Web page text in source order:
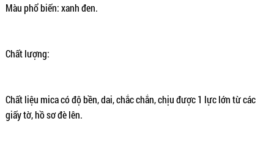
Màu phổ biến: xanh đen.
Chất lượng:
Chất liệu mica có độ bền, dai, chắc chắn, chịu được 1 lực lớn từ các
giấy tờ, hồ sơ đè lên.